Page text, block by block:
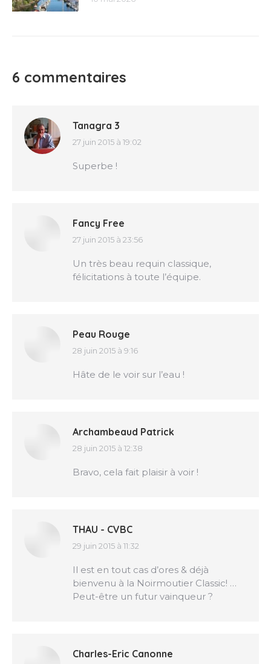
6 commentaires
Tanagra 3
dit
27 juin 2015 à 19:02
Superbe !
Fancy Free
dit
27 juin 2015 à 23:56
Un très beau requin classique,
félicitations à toute l’équipe.
Peau Rouge
dit
28 juin 2015 à 9:16
Hâte de le voir sur l’eau !
Archambeaud Patrick
dit
28 juin 2015 à 12:38
Bravo, cela fait plaisir à voir !
THAU - CVBC
dit
29 juin 2015 à 11:32
Il est en tout cas d’ores & déjà
bienvenu à la Noirmoutier Classic! …
Peut-être un futur vainqueur ?
Charles-Eric Canonne